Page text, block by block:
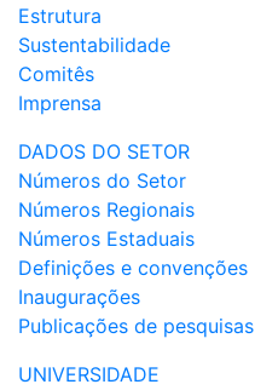
Estrutura
Sustentabilidade
Comitês
Imprensa
DADOS DO SETOR
Números do Setor
Números Regionais
Números Estaduais
Definições e convenções
Inaugurações
Publicações de pesquisas
UNIVERSIDADE